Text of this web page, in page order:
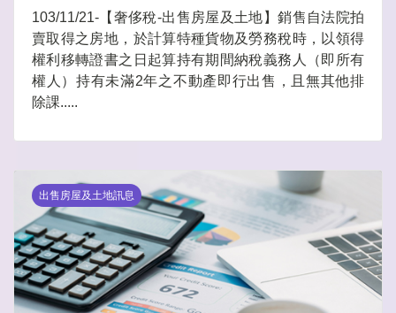
103/11/21-【奢侈稅-出售房屋及土地】銷售自法院拍
賣取得之房地，於計算特種貨物及勞務稅時，以領得
權利移轉證書之日起算持有期間納稅義務人（即所有
權人）持有未滿2年之不動產即行出售，且無其他排
除課.....
出售房屋及土地訊息